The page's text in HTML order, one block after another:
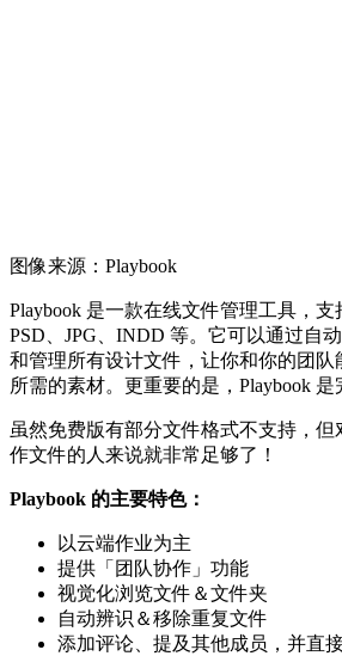
图像来源：Playbook
Playbook 是一款在线文件管理工具，
PSD、JPG、INDD 等。它可以通过自
和管理所有设计文件，让你和你的团队
所需的素材。更重要的是，Playbook 是
虽然免费版有部分文件格式不支持，
作文件的人来说就非常足够了！
Playbook 的主要特色：
以云端作业为主
提供「团队协作」功能
视觉化浏览文件＆文件夹
自动辨识＆移除重复文件
添加评论、提及其他成员，并直